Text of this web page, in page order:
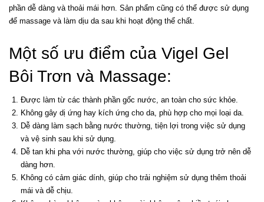
phần dễ dàng và thoải mái hơn. Sản phẩm cũng có thể được sử dụng
để massage và làm dịu da sau khi hoạt động thể chất.
Một số ưu điểm của Vigel Gel
Bôi Trơn và Massage:
Được làm từ các thành phần gốc nước, an toàn cho sức khỏe.
Không gây dị ứng hay kích ứng cho da, phù hợp cho mọi loại da.
Dễ dàng làm sạch bằng nước thường, tiện lợi trong việc sử dụng
và vệ sinh sau khi sử dụng.
Dễ tan khi pha với nước thường, giúp cho việc sử dụng trở nên dễ
dàng hơn.
Không có cảm giác dính, giúp cho trải nghiệm sử dụng thêm thoải
mái và dễ chịu.